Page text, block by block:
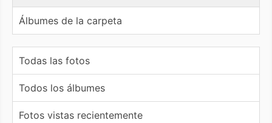
Álbumes de la carpeta
Todas las fotos
Todos los álbumes
Fotos vistas recientemente